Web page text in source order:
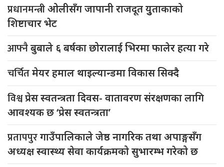
प्रधानमन्त्रीओलीसँग जापानी राजदूत युुताकाको
शिष्टाचार भेट
आफ्नैबुबाले ६ बर्षका छोरालाई भिरमा फालेर हत्या गरे
चर्चितमेयर हमाल थाइल्यान्डमा विकास सिक्दै
विश्वप्रेस स्वतन्त्रता दिवस- वातावरण संरक्षणका लागि
आवश्यक छ ‘प्रेस स्वतन्त्रता’
प्रतापपुरगाउँपालिकाले जेष्ठ नागरिक तथा अपाङ्गसँग
अध्यक्ष स्वास्थ्य सेवा कार्यक्रमको सुभारम्भ गरेको छ